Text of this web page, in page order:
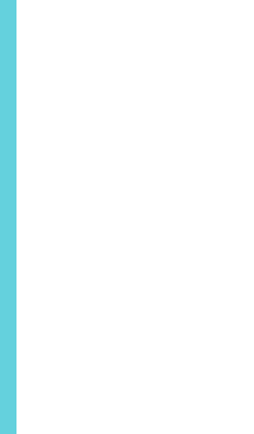
¿Qué
de